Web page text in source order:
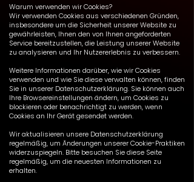
Warum verwenden wir Cookies?
Wir verwenden Cookies aus verschiedenen Gründen,
insbesondere um die Sicherheit unserer Website zu
gewährleisten, Ihnen den von Ihnen angeforderten
Service bereitzustellen, die Leistung unserer Website
zu analysieren und Ihr Nutzererlebnis zu verbessern.
Weitere Informationen darüber, wie wir Cookies
verwenden und wie Sie diese verwalten können, finden
Sie in unserer Datenschutzerklärung. Sie können auch
Ihre Browsereinstellungen ändern, um Cookies zu
blockieren oder benachrichtigt zu werden, wenn
Cookies an Ihr Gerät gesendet werden.
Wir aktualisieren unsere Datenschutzerklärung
regelmäßig, um Änderungen unserer Cookie-Praktiken
widerzuspiegeln. Bitte besuchen Sie diese Seite
regelmäßig, um die neuesten Informationen zu
erhalten.